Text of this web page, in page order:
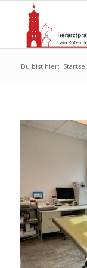
Du bist hier: